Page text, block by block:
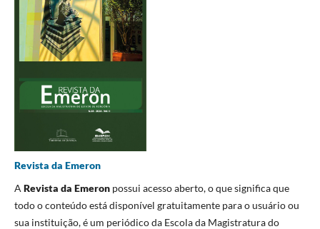
Revista da Emeron
A Revista da Emeronpossui acesso aberto, o que significa que
todo o conteúdo está disponível gratuitamente para o usuário ou
sua instituição, é um periódico da Escola da Magistratura do